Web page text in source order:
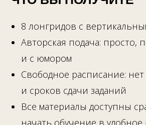
8 лонгридов с
Авторская подача: просто,
и с юмором
Свободное расписание:
и сроков сдачи заданий
Все материалы доступны
начать обучение в удобное